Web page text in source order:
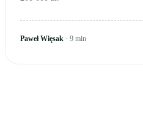
Paweł Więsak · 9 min